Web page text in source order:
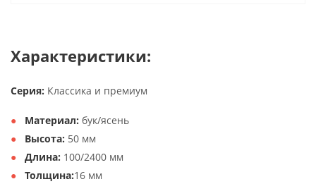
Характеристики:
Серия: Классика и премиум
Материал: бук/ясень
Высота: 50 мм
Длина: 100/2400 мм
Толщина:16 мм